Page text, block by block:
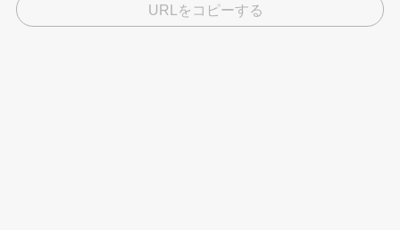
URLをコピーする